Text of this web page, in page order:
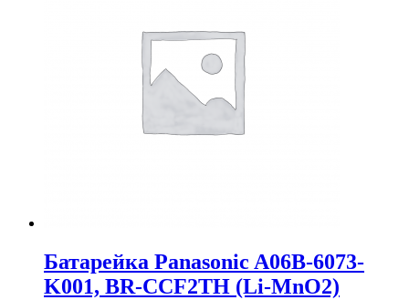
Батарейка Panasonic A06B-6073-
K001, BR-CCF2TH (Li-MnO2)